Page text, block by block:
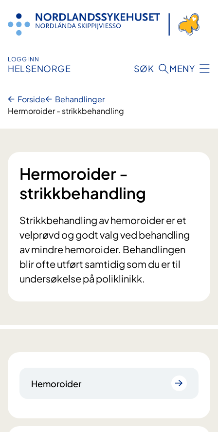
innhold
LOGG INN
HELSENORGE SØK MENY
Forside
Behandlinger
Hermoroider - strikkbehandling
Hermoroider -
strikkbehandling
Strikkbehandling av hemoroider er et
velprøvd og godt valg ved behandling
av mindre hemoroider. Behandlingen
blir ofte utført samtidig som du er til
undersøkelse på poliklinikk.
Hemoroider